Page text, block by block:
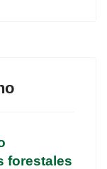
forestales